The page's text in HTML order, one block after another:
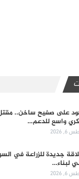
على صفيح ساخن..
واسع للدعم…
2026
جديدة للزراعة في
لبناء…
2026